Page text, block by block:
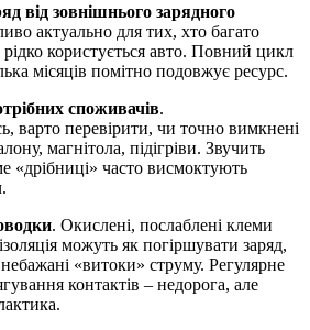
від зовнішнього зарядного
актуально для тих, хто багато
рідко користується авто. Повний цикл
місяців помітно подовжує ресурс.
споживачів.
варто перевірити, чи точно вимкнені
магнітола, підігріви. Звучить
«дрібниці» часто висмоктують
. Окислені, послаблені клеми
можуть як погіршувати заряд,
«витоки» струму. Регулярне
контактів – недорога, але